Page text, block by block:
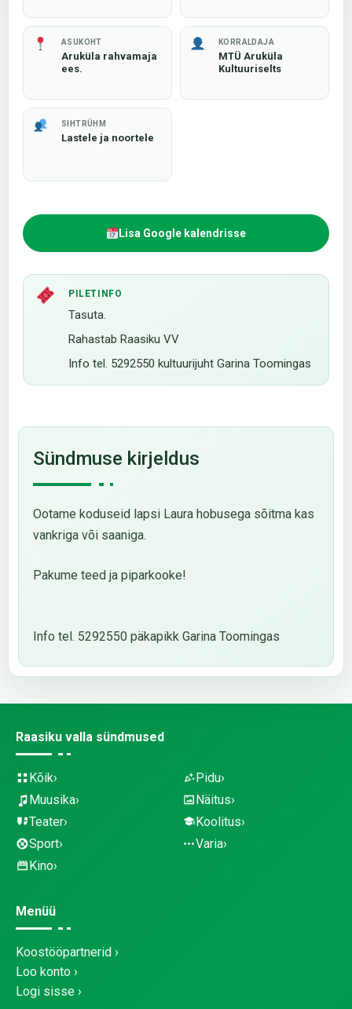
ASUKOHT
Aruküla rahvamaja
ees.
KORRALDAJA
MTÜ Aruküla
Kultuuriselts
SIHTRÜHM
Lastele ja noortele
Lisa Google kalendrisse
PILETINFO
Tasuta.
Rahastab Raasiku VV
Info tel. 5292550 kultuurijuht Garina Toomingas
Sündmuse kirjeldus
Ootame koduseid lapsi Laura hobusega sõitma kas
vankriga või saaniga.
Pakume teed ja piparkooke!
Info tel. 5292550 päkapikk Garina Toomingas
Raasiku valla sündmused
Kõik
Muusika
Teater
Sport
Kino
Pidu
Näitus
Koolitus
Varia
Menüü
Koostööpartnerid
Loo konto
Logi sisse